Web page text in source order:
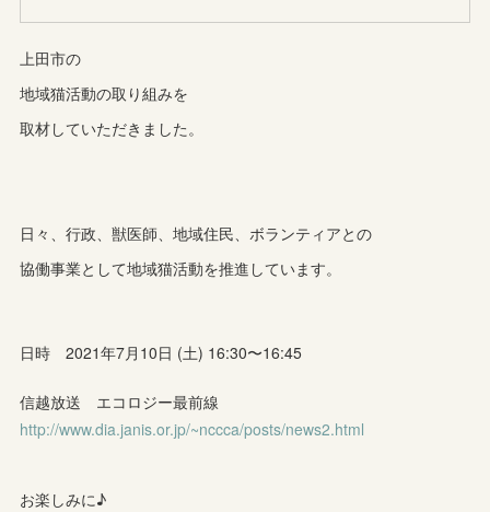
上田市の
地域猫活動の取り組みを
取材していただきました。
日々、行政、獣医師、地域住民、ボランティアとの
協働事業として地域猫活動を推進しています。
日時 2021年7月10日 (土) 16:30〜16:45
信越放送 エコロジー最前線
http://www.dia.janis.or.jp/~nccca/posts/news2.html
お楽しみに♪